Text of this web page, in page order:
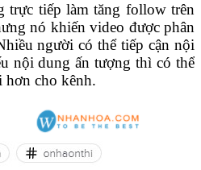
trực tiếp làm tăng follow trên
nó khiến video được phân
người có thể tiếp cận nội
nội dung ấn tượng thì có thể
hơn cho kênh.